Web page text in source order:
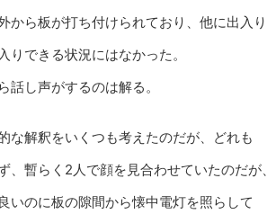
から板が打ち付けられており、他に出入
できる状況にはなかった。
話し声がするのは解る。
な解釈をいくつも考えたのだが、どれも
暫らく2人で顔を見合わせていたのだが、
いのに板の隙間から懐中電灯を照らして